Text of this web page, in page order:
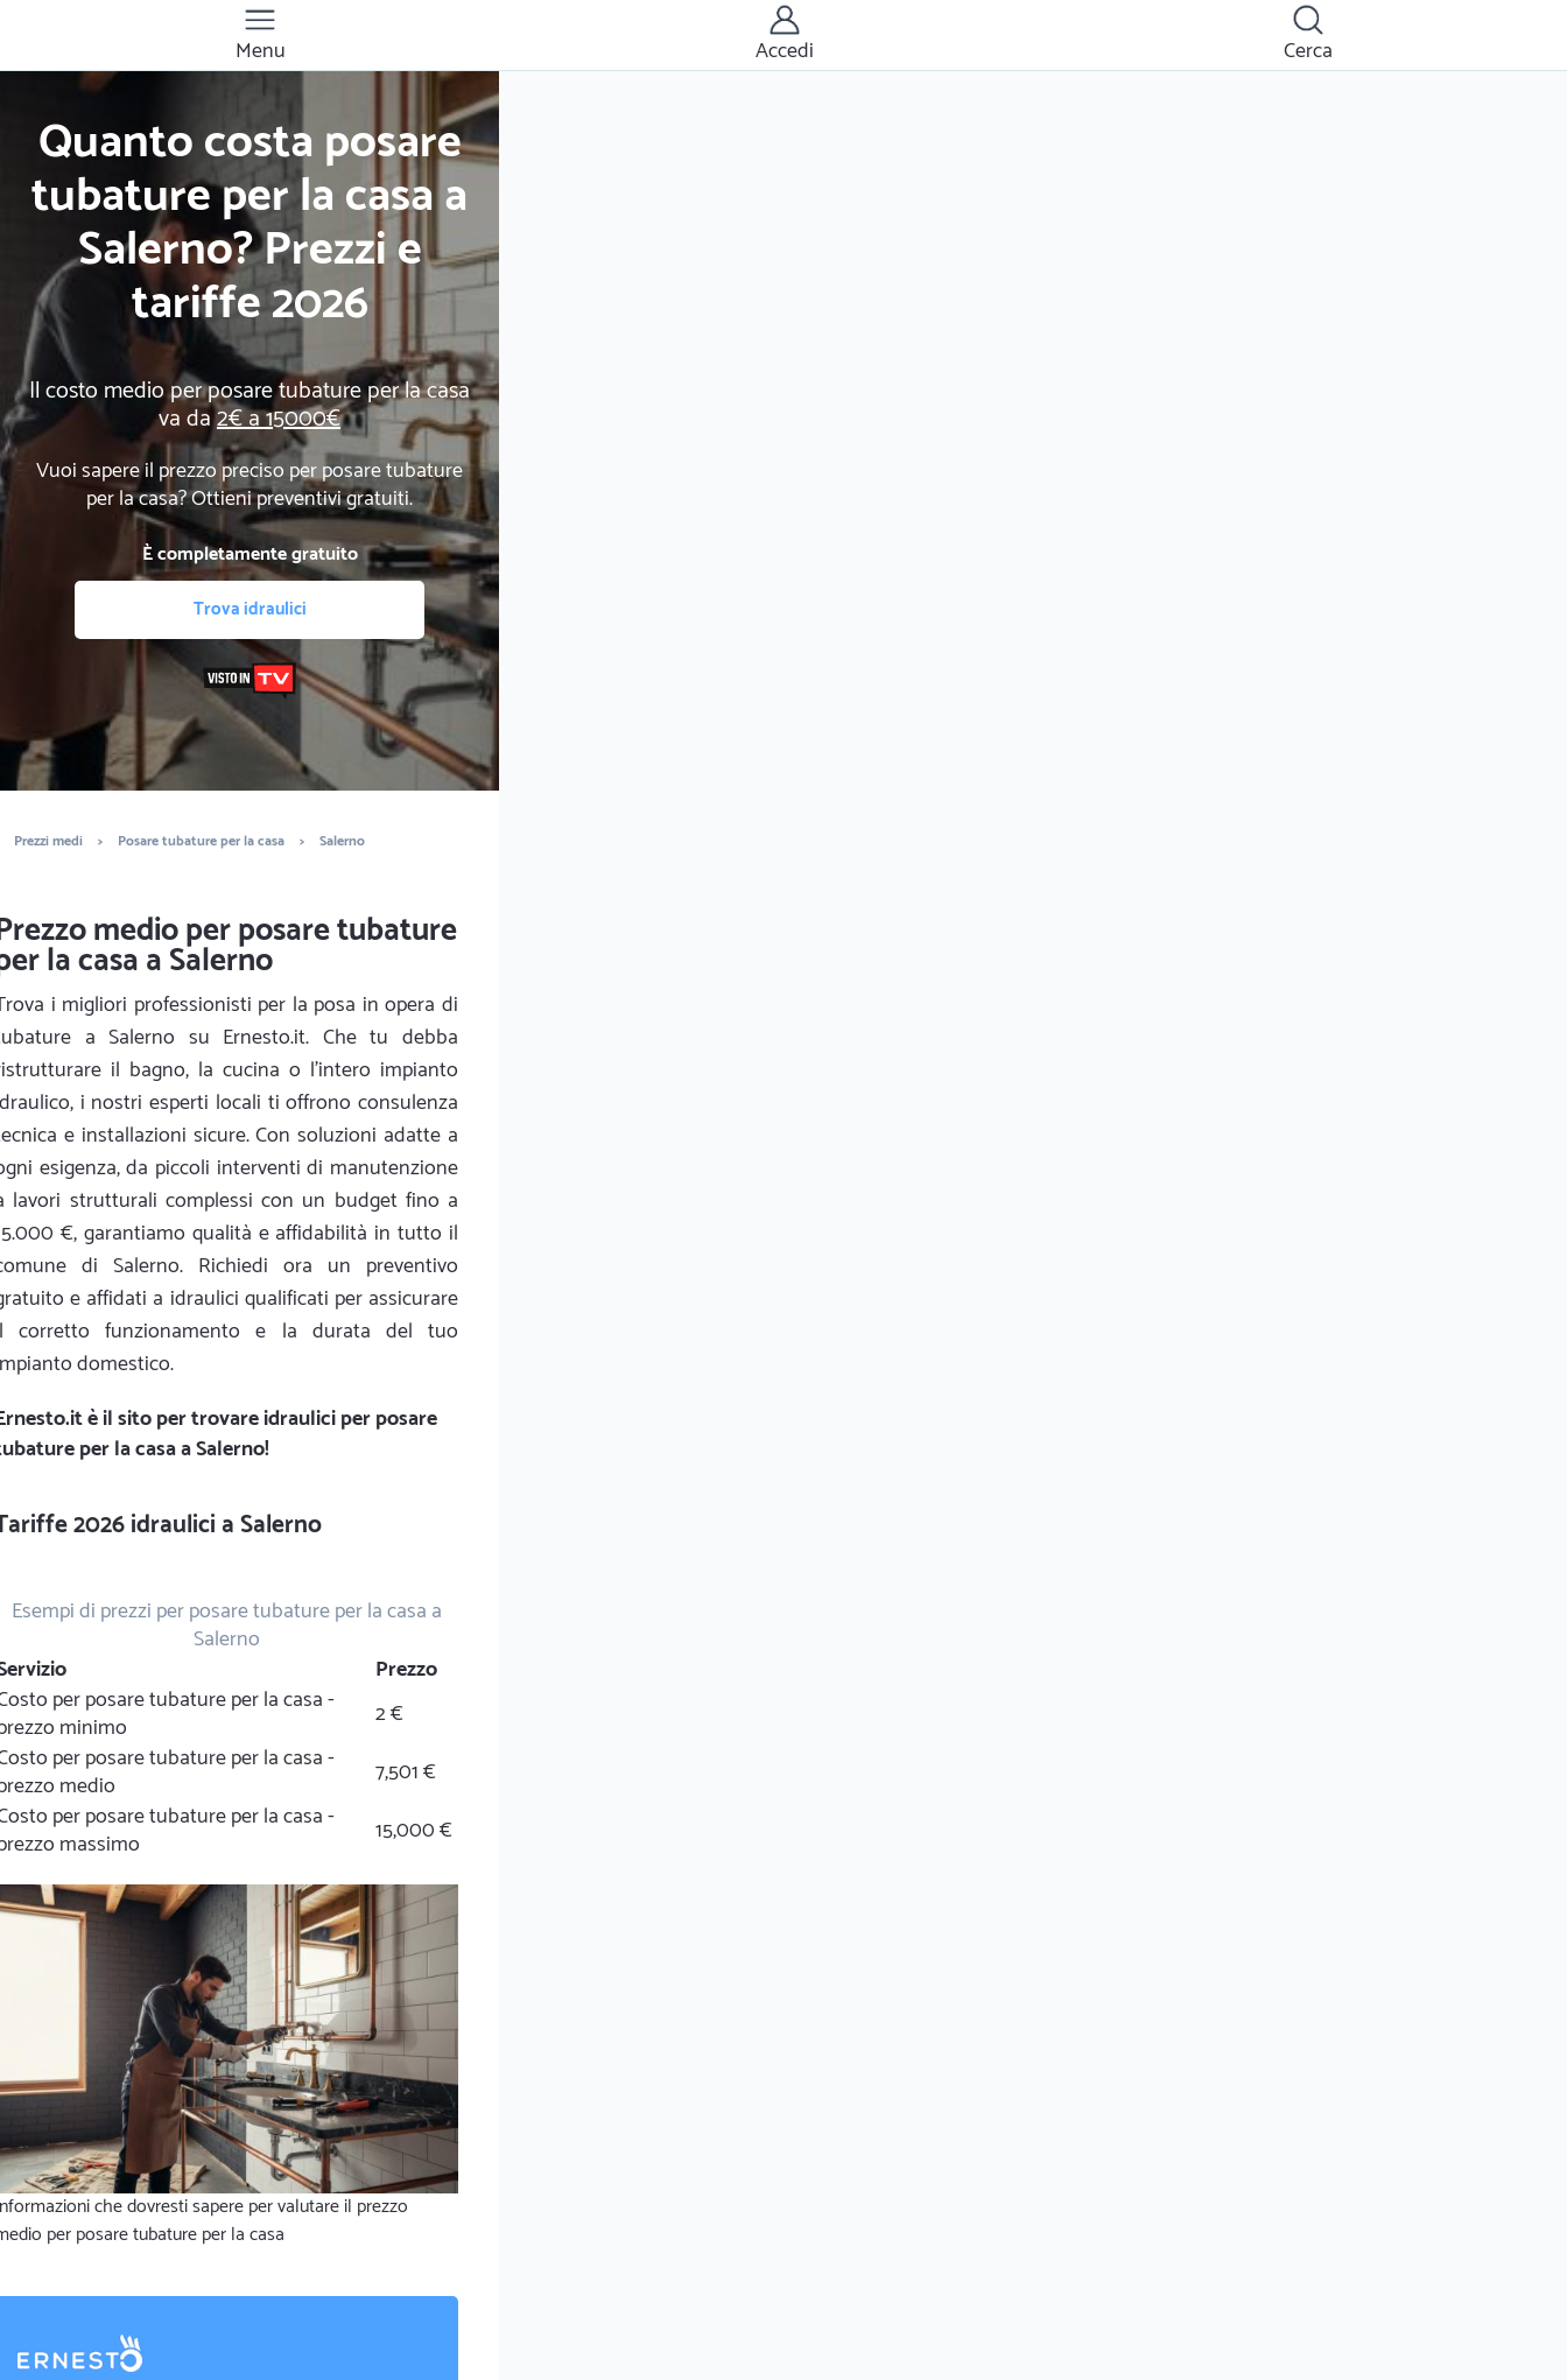
Quanto costa posare
tubature per la casa a
Salerno? Prezzi e
tariffe 2026
Il costo medio per posare tubature per la casa
va da2€ a 15000€
Vuoi sapere il prezzo preciso per posare tubature
per la casa? Ottieni preventivi gratuiti.
È completamente gratuito
Trova idraulici
Prezzi medi > Posare tubature per la casa > Salerno
medio per posare tubature
la casa a Salerno
i migliori professionisti per la posa in opera di
a Salerno su Ernesto.it. Che tu debba
il bagno, la cucina o l'intero impianto
i nostri esperti locali ti offrono consulenza
e installazioni sicure. Con soluzioni adatte a
esigenza, da piccoli interventi di manutenzione
lavori strutturali complessi con un budget fino a
€, garantiamo qualità e affidabilità in tutto il
di Salerno. Richiedi ora un preventivo
e affidati a idraulici qualificati per assicurare
corretto funzionamento e la durata del tuo
domestico.
è il sito per trovare idraulici per posare
per la casa a Salerno!
2026 idraulici a Salerno
Esempi di prezzi per posare tubature per la casa a
Salerno
Prezzo
per posare tubature per la casa -
minimo
2 €
per posare tubature per la casa -
medio
7,501 €
per posare tubature per la casa -
massimo
15,000 €
che dovresti sapere per valutare il prezzo
per posare tubature per la casa
Menu Accedi Cerca